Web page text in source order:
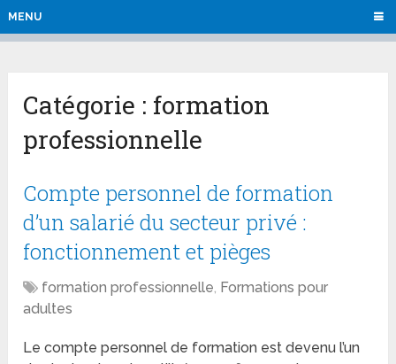
MENU
Catégorie : formation
professionnelle
Compte personnel de formation
d’un salarié du secteur privé :
fonctionnement et pièges
formation professionnelle, Formations pour
adultes
Le compte personnel de formation est devenu l’un